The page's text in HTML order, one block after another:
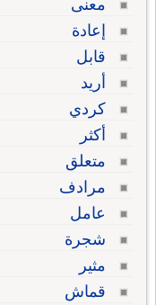
معنى
إعادة
قابل
أريد
كردي
أكثر
متعلق
مرادف
عامل
شجرة
مثير
قماش